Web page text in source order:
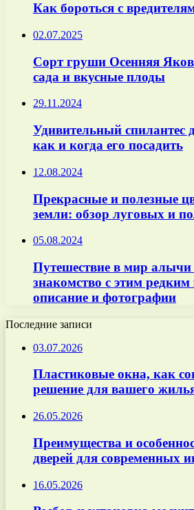
Как бороться с
02.07.2025
Сорт груши Осенняя
сада и вкусные плоды
29.11.2024
Удивительный спилантес
как и когда его посадить
12.08.2024
Прекрасные и полезные
земли: обзор луговых и
05.08.2024
Путешествие в мир алычи
знакомство с этим редким
описание и фотографии
Последние записи
03.07.2026
Пластиковые окна, как
решение для вашего
26.05.2026
Преимущества и
дверей для современных
16.05.2026